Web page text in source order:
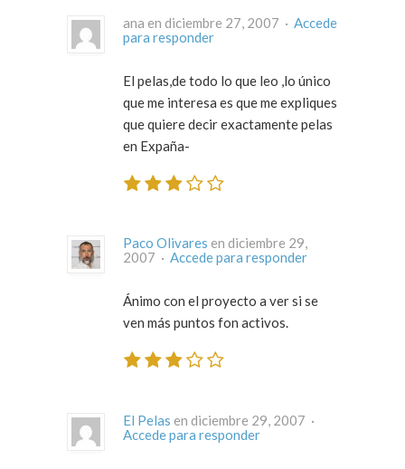
ana en diciembre 27, 2007 · Accede
para responder
El pelas,de todo lo que leo ,lo único
que me interesa es que me expliques
que quiere decir exactamente pelas
en Expaña-
Paco Olivares en diciembre 29,
2007 · Accede para responder
Ánimo con el proyecto a ver si se
ven más puntos fon activos.
El Pelas
en diciembre 29, 2007 ·
Accede para responder